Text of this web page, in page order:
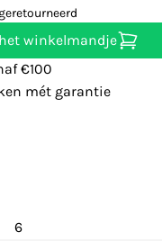
winkelmandje
€100
mét garantie
6